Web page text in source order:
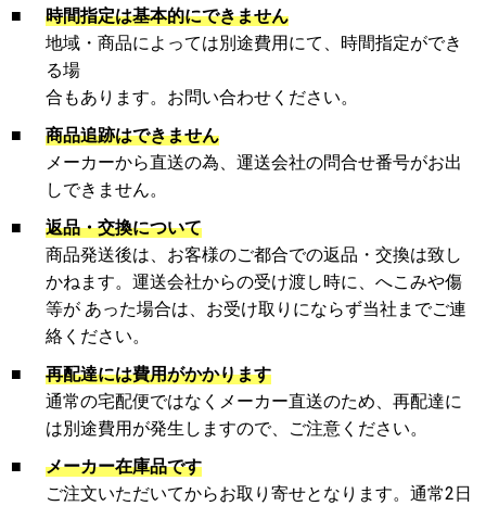
■
時間指定は基本的にできません
地域・商品によっては別途費用にて、時間指定ができ
る場
合もあります。お問い合わせください。
■
商品追跡はできません
メーカーから直送の為、運送会社の問合せ番号がお出
しできません。
■
返品・交換について
商品発送後は、お客様のご都合での返品・交換は致し
かねます。運送会社からの受け渡し時に、へこみや傷
等が あった場合は、お受け取りにならず当社までご連
絡ください。
■
再配達には費用がかかります
通常の宅配便ではなくメーカー直送のため、再配達に
は別途費用が発生しますので、ご注意ください。
■
メーカー在庫品です
ご注文いただいてからお取り寄せとなります。通常2日